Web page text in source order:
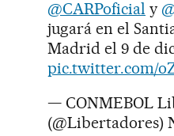
@CARPoficial y
jugará en el
Madrid el 9 de
pic.twitter.com/
— CONMEBOL
(@Libertadores)